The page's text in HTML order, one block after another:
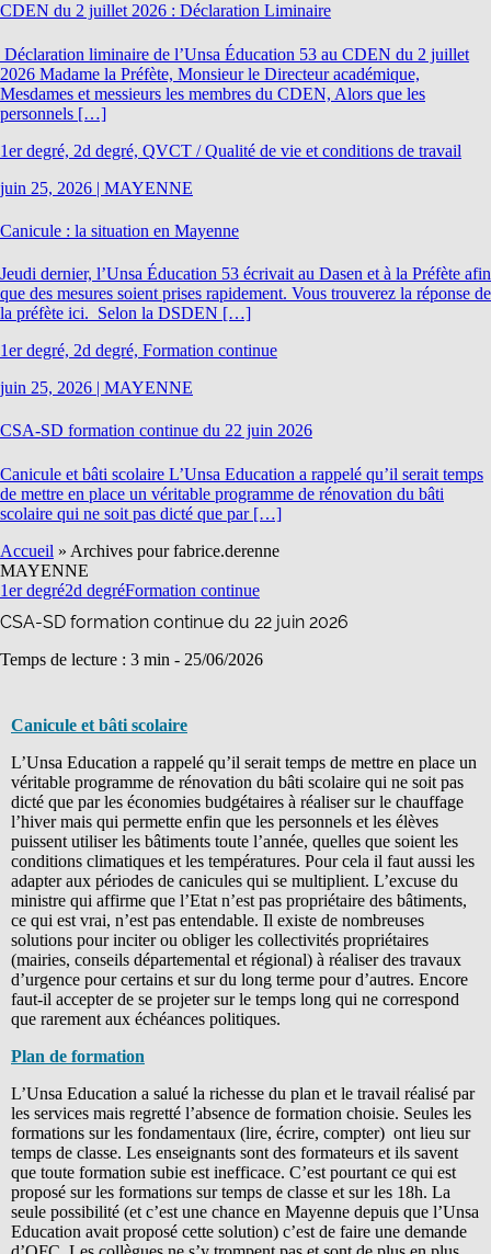
CDEN du 2 juillet 2026 : Déclaration Liminaire
Déclaration liminaire de l’Unsa Éducation 53 au CDEN du 2 juillet
2026 Madame la Préfète, Monsieur le Directeur académique,
Mesdames et messieurs les membres du CDEN, Alors que les
personnels […]
1er degré, 2d degré, QVCT / Qualité de vie et conditions de travail
juin 25, 2026 | MAYENNE
Canicule : la situation en Mayenne
Jeudi dernier, l’Unsa Éducation 53 écrivait au Dasen et à la Préfète afin
que des mesures soient prises rapidement. Vous trouverez la réponse de
la préfète ici. Selon la DSDEN […]
1er degré, 2d degré, Formation continue
juin 25, 2026 | MAYENNE
CSA-SD formation continue du 22 juin 2026
Canicule et bâti scolaire L’Unsa Education a rappelé qu’il serait temps
de mettre en place un véritable programme de rénovation du bâti
scolaire qui ne soit pas dicté que par […]
Accueil » Archives pour fabrice.derenne
MAYENNE
1er degré2d degréFormation continue
CSA-SD formation continue du 22 juin 2026
Temps de lecture : 3 min - 25/06/2026
Canicule et bâti scolaire
L’Unsa Education a rappelé qu’il serait temps de mettre en place un
véritable programme de rénovation du bâti scolaire qui ne soit pas
dicté que par les économies budgétaires à réaliser sur le chauffage
l’hiver mais qui permette enfin que les personnels et les élèves
puissent utiliser les bâtiments toute l’année, quelles que soient les
conditions climatiques et les températures. Pour cela il faut aussi les
adapter aux périodes de canicules qui se multiplient. L’excuse du
ministre qui affirme que l’Etat n’est pas propriétaire des bâtiments,
ce qui est vrai, n’est pas entendable. Il existe de nombreuses
solutions pour inciter ou obliger les collectivités propriétaires
(mairies, conseils départemental et régional) à réaliser des travaux
d’urgence pour certains et sur du long terme pour d’autres. Encore
faut-il accepter de se projeter sur le temps long qui ne correspond
que rarement aux échéances politiques.
Plan de formation
L’Unsa Education a salué la richesse du plan et le travail réalisé par
les services mais regretté l’absence de formation choisie. Seules les
formations sur les fondamentaux (lire, écrire, compter) ont lieu sur
temps de classe. Les enseignants sont des formateurs et ils savent
que toute formation subie est inefficace. C’est pourtant ce qui est
proposé sur les formations sur temps de classe et sur les 18h. La
seule possibilité (et c’est une chance en Mayenne depuis que l’Unsa
Education avait proposé cette solution) c’est de faire une demande